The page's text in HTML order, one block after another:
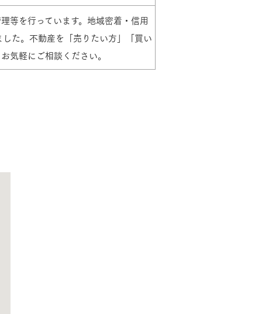
長期保証
等を行っています。地域密着・信用
た。不動産を「売りたい方」「買い
気軽にご相談ください。